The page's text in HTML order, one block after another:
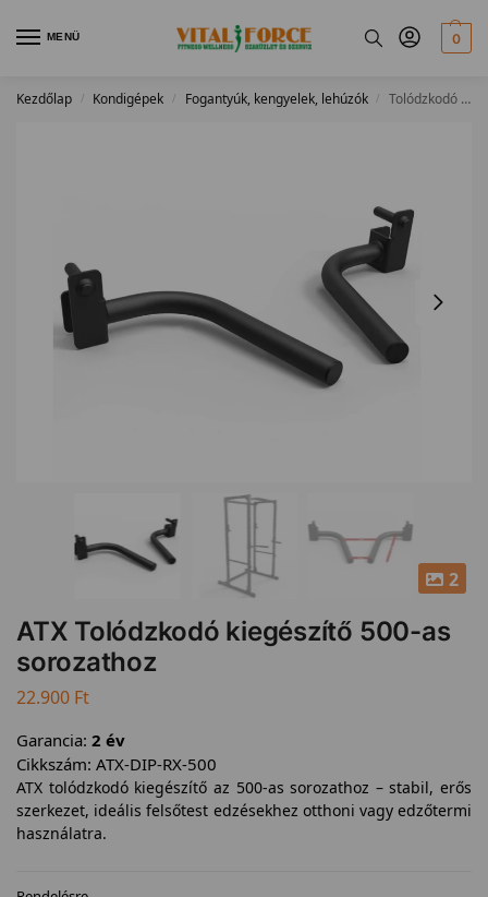
MENÜ 0
Kezdőlap / Kondigépek / Fogantyúk, kengyelek, lehúzók / Tolódzkodó kiegészítő 500-as sorozathoz
2
ATX Tolódzkodó kiegészítő 500-as
sorozathoz
22.900 Ft
Garancia: 2 év
Cikkszám: ATX-DIP-RX-500
ATX tolódzkodó kiegészítő az 500-as sorozathoz – stabil, erős
szerkezet, ideális felsőtest edzésekhez otthoni vagy edzőtermi
használatra.